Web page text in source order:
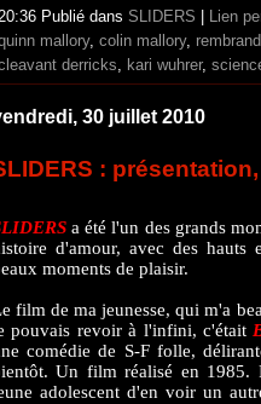
20:36 Publié dans SLIDERS
Lien
mallory, colin mallory,
derricks
kari wuhrer,
30 juillet 2010
:
a été l'un des grands
d'amour, avec des hauts
moments de plaisir.
film de ma jeunesse, qui m'a
pouvais revoir à l'infini, c'était
comédie de S-F folle,
Un film réalisé en 1985.
adolescent d'en voir un